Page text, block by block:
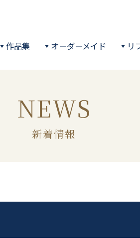
作品集 オーダーメイド リ
NEWS
新着情報